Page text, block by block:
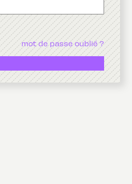
mot de passe oublié ?